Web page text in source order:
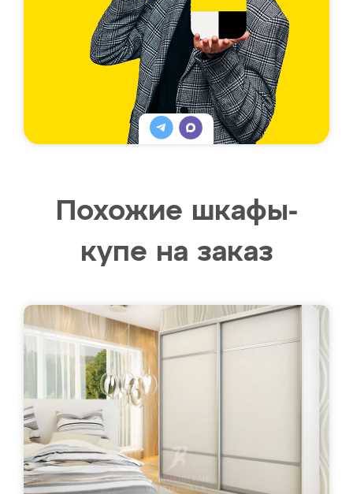
Похожие шкафы-
купе на заказ